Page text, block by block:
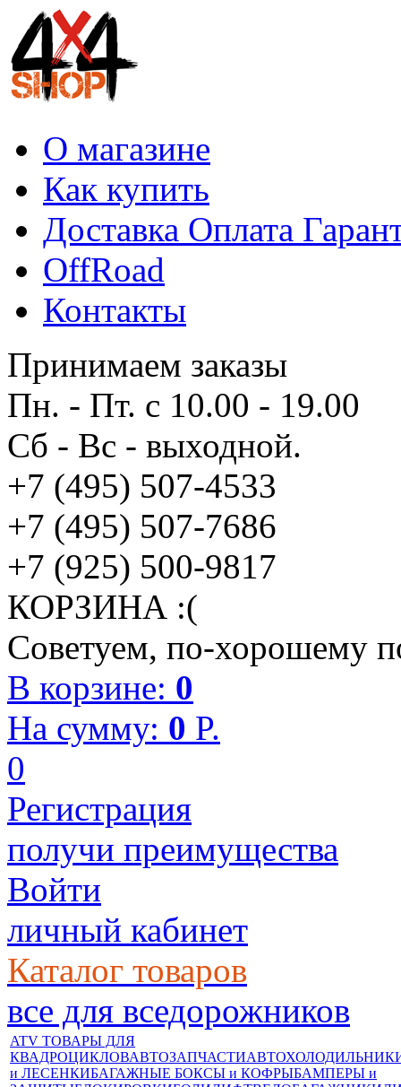
О магазине
Как купить
Доставка Оплата
OffRoad
Контакты
Принимаем заказы
Пн. - Пт. с 10.00 - 19.00
Сб - Вс - выходной.
+7 (495) 507-4533
+7 (495) 507-7686
+7 (925) 500-9817
КОРЗИНА :(
Советуем, по-хорошему
В корзине: 0
На сумму: 0 P.
0
Регистрация
получи преимущества
Войти
личный кабинет
Каталог товаров
все для вседорожников
ATV ТОВАРЫ ДЛЯ
КВАДРОЦИКЛОВАВТОЗАПЧАСТИ
и ЛЕСЕНКИБАГАЖНЫЕ БОКСЫ и КОФРЫБАМПЕРЫ и